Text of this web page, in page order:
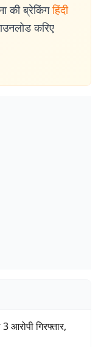
की ब्रेकिंग हिंदी
करिए
आरोपी गिरफ्तार,